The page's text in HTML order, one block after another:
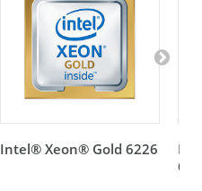
Intel® Xeon® Gold 6226